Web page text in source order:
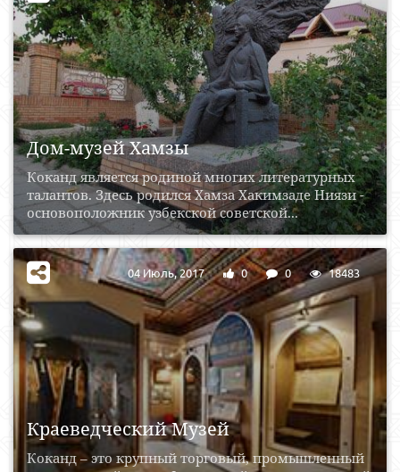
Дом-музей Хамзы
Коканд является родиной многих литературных
талантов. Здесь родился Хамза Хакимзаде Ниязи -
основоположник узбекской советской...
Краеведческий Музей
Коканд – это крупный торговый, промышленный
04 Июль, 2017 0 0 18483